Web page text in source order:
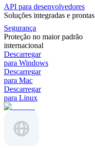
API para desenvolvedores
Soluções integradas e prontas
Segurança
Proteção no maior padrão
internacional
Descarregar
para Windows
Descarregar
para Mac
Descarregar
para Linux